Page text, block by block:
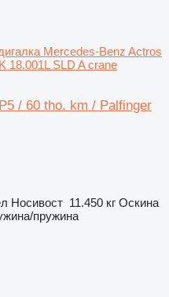
Mercedes-Benz Actros
18.001L SLD A crane
/ 60 tho. km / Palfinger
Носивост 11.450 кг Оскина
пружина